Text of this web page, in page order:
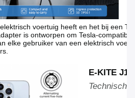
voertuig heeft en het bij een
is ontworpen om Tesla-
elke gebruiker van een elektrisch
E-KITE
Technische